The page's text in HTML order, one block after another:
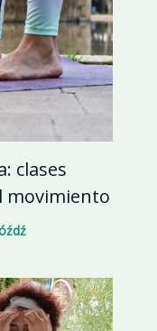
clases
movimiento